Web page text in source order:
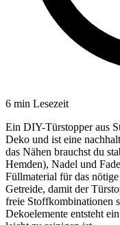
6 min Lesezeit
Ein DIY-Türstopper aus
Deko und ist eine
das Nähen brauchst du
Hemden), Nadel und
Füllmaterial für das
Getreide, damit der
freie Stoffkombinationen
Dekoelemente entsteht